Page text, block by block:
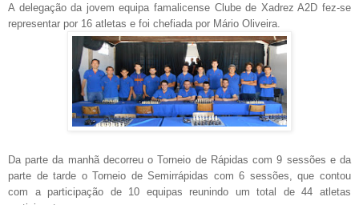
A delegação da jovem equipa famalicense Clube de Xadrez A2D fez-se
representar por 16 atletas e foi chefiada por Mário Oliveira.
Da parte da manhã decorreu o Torneio de Rápidas com 9 sessões e da
parte de tarde o Torneio de Semirrápidas com 6 sessões, que contou
com a participação de 10 equipas reunindo um total de 44 atletas